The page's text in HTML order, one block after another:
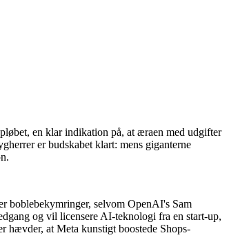
en klar indikation på, at æraen med udgifter
er budskabet klart: mens giganterne
boblebekymringer, selvom OpenAI's Sam
og vil licensere AI-teknologi fra en start-up,
hævder, at Meta kunstigt boostede Shops-